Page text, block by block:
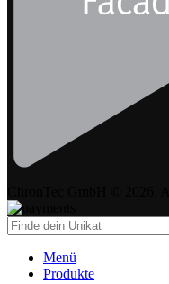
Menü
Produkte